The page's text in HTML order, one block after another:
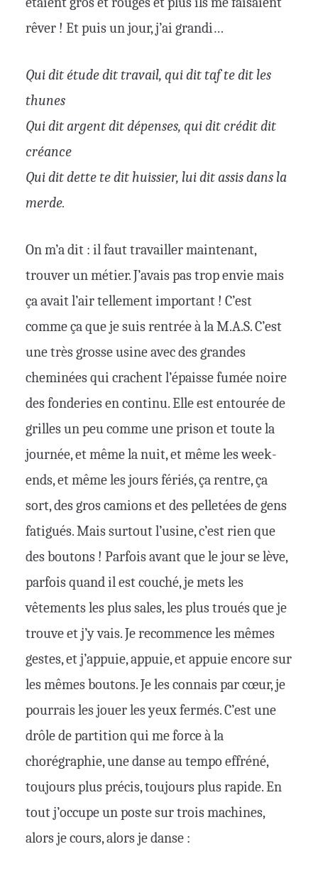
rêver ! Et puis un jour, j’ai grandi…
Qui dit étude dit travail, qui dit taf te dit les
thunes
Qui dit argent dit dépenses, qui dit crédit dit
créance
Qui dit dette te dit huissier, lui dit assis dans la
merde.
On m’a dit : il faut travailler maintenant,
trouver un métier. J’avais pas trop envie mais
ça avait l’air tellement important ! C’est
comme ça que je suis rentrée à la M.A.S. C’est
une très grosse usine avec des grandes
cheminées qui crachent l’épaisse fumée noire
des fonderies en continu. Elle est entourée de
grilles un peu comme une prison et toute la
journée, et même la nuit, et même les week-
ends, et même les jours fériés, ça rentre, ça
sort, des gros camions et des pelletées de gens
fatigués. Mais surtout l’usine, c’est rien que
des boutons ! Parfois avant que le jour se lève,
parfois quand il est couché, je mets les
vêtements les plus sales, les plus troués que je
trouve et j’y vais. Je recommence les mêmes
gestes, et j’appuie, appuie, et appuie encore sur
les mêmes boutons. Je les connais par cœur, je
pourrais les jouer les yeux fermés. C’est une
drôle de partition qui me force à la
chorégraphie, une danse au tempo effréné,
toujours plus précis, toujours plus rapide. En
tout j’occupe un poste sur trois machines,
alors je cours, alors je danse :